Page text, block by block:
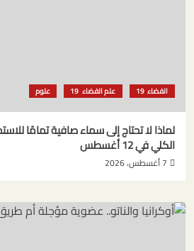
الفضاء علم الفضاء علوم
لماذا لا تحتاج إلى سماء صافية تمامًا
الكلي في 12 أغسطس
7 أغسطس، 2026